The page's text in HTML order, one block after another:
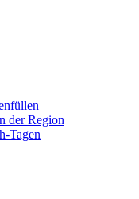
der Region
Tagen